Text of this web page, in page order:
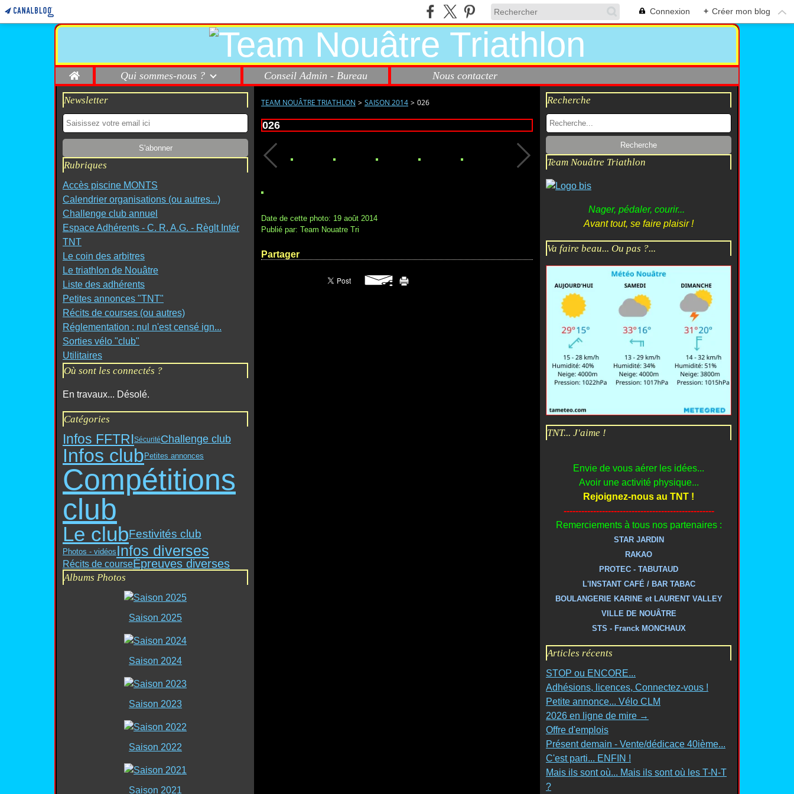
Connexion + Créer mon blog
Home Qui sommes-nous ? Conseil Admin - Bureau Nous contacter
Newsletter
Rubriques
Accès piscine MONTS
Calendrier organisations (ou autres...)
Challenge club annuel
Espace Adhérents - C. R. A.G. - Règlt Intér
TNT
Le coin des arbitres
Le triathlon de Nouâtre
Liste des adhérents
Petites annonces "TNT"
Récits de courses (ou autres)
Réglementation : nul n'est censé ign...
Sorties vélo "club"
Utilitaires
Où sont les connectés ?
En travaux... Désolé.
Catégories
Infos FFTRISécuritéChallenge club
Infos clubPetites annonces
Compétitions
club
Le clubFestivités club
Photos - vidéos Infos diverses
Récits de courseÉpreuves diverses
Albums Photos
Saison 2025
Saison 2024
Saison 2023
Saison 2022
Saison 2021
TEAM NOUÂTRE TRIATHLON > SAISON 2014 > 026
026
Date de cette photo: 19 août 2014
Publié par: Team Nouatre Tri
Partager
Recherche
Team Nouâtre Triathlon
Nager, pédaler, courir...
Avant tout, se faire plaisir !
Va faire beau... Ou pas ?...
TNT... J'aime !
Envie de vous aérer les idées...
Avoir une activité physique...
Rejoignez-nous au TNT !
---------------------------------------------------
Remerciements à tous nos partenaires :
STAR JARDIN
RAKAO
PROTEC - TABUTAUD
L'INSTANT CAFÉ / BAR TABAC
BOULANGERIE KARINE et LAURENT VALLEY
VILLE DE NOUÂTRE
STS - Franck MONCHAUX
Articles récents
STOP ou ENCORE...
Adhésions, licences, Connectez-vous !
Petite annonce... Vélo CLM
2026 en ligne de mire →
Offre d'emplois
Présent demain - Vente/dédicace 40ième...
C'est parti... ENFIN !
Mais ils sont où... Mais ils sont où les T-N-T
?